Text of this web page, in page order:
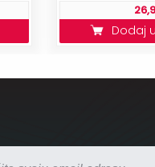
Dodaj